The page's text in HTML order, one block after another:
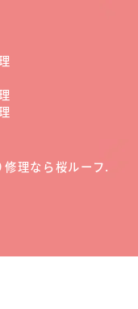
理なら桜ルーフ.